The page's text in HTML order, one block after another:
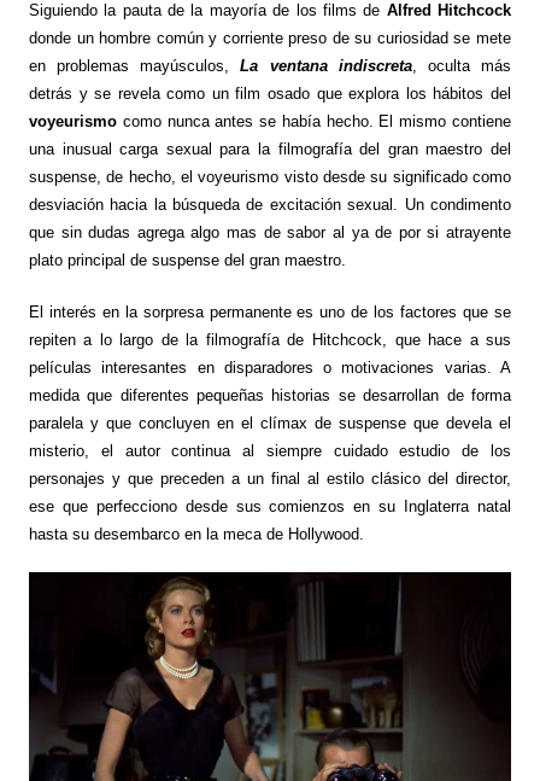
Siguiendo la pauta de la mayoría de los films de Alfred Hitchcock
donde un hombre común y corriente preso de su curiosidad se mete
en problemas mayúsculos,La ventana indiscreta, oculta más
detrás y se revela como un film osado que explora los hábitos del
voyeurismocomo nunca antes se había hecho. El mismo contiene
una inusual carga sexual para la filmografía del gran maestro del
suspense, de hecho, el voyeurismo visto desde su significado como
desviación hacia la búsqueda de excitación sexual. Un condimento
que sin dudas agrega algo mas de sabor al ya de por si atrayente
plato principal de suspense del gran maestro.
El interés en la sorpresa permanente es uno de los factores que se
repiten a lo largo de la filmografía de Hitchcock, que hace a sus
películas interesantes en disparadores o motivaciones varias. A
medida que diferentes pequeñas historias se desarrollan de forma
paralela y que concluyen en el clímax de suspense que devela el
misterio, el autor continua al siempre cuidado estudio de los
personajes y que preceden a un final al estilo clásico del director,
ese que perfecciono desde sus comienzos en su Inglaterra natal
hasta su desembarco en la meca de Hollywood.